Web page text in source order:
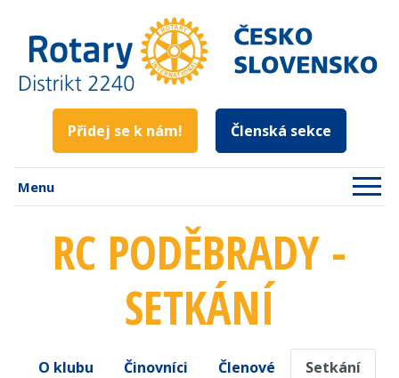
Přidej se k nám! Členská sekce
Menu
RC PODĚBRADY -
SETKÁNÍ
O klubu Činovníci Členové
Setkání